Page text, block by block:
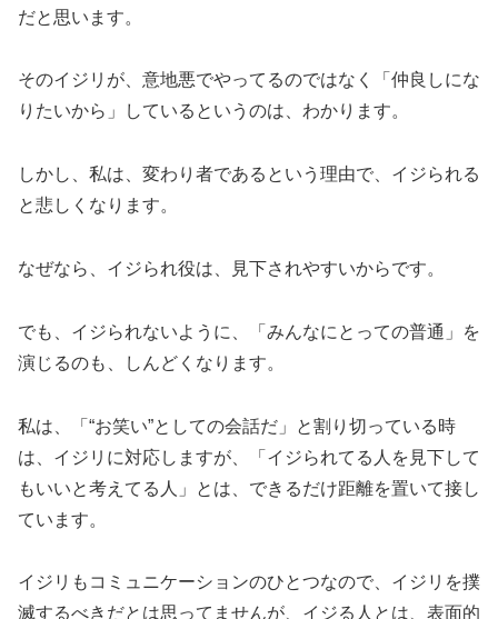
だと思います。
そのイジリが、意地悪でやってるのではなく「仲良しにな
りたいから」しているというのは、わかります。
しかし、私は、変わり者であるという理由で、イジられる
と悲しくなります。
なぜなら、イジられ役は、見下されやすいからです。
でも、イジられないように、「みんなにとっての普通」を
演じるのも、しんどくなります。
私は、「“お笑い”としての会話だ」と割り切っている時
は、イジリに対応しますが、「イジられてる人を見下して
もいいと考えてる人」とは、できるだけ距離を置いて接し
ています。
イジリもコミュニケーションのひとつなので、イジリを撲
滅するべきだとは思ってませんが、イジる人とは、表面的